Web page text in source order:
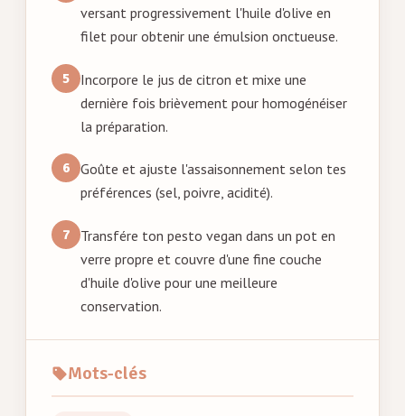
versant progressivement l'huile d'olive en
filet pour obtenir une émulsion onctueuse.
Incorpore le jus de citron et mixe une
dernière fois brièvement pour homogénéiser
la préparation.
Goûte et ajuste l'assaisonnement selon tes
préférences (sel, poivre, acidité).
Transfére ton pesto vegan dans un pot en
verre propre et couvre d'une fine couche
d'huile d'olive pour une meilleure
conservation.
Mots-clés